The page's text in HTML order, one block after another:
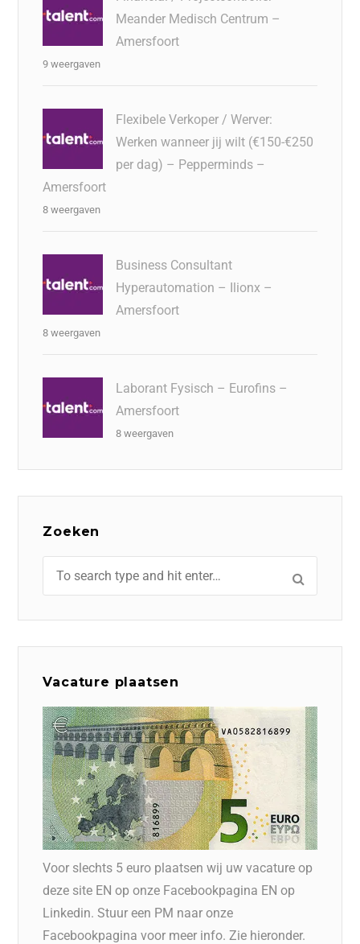
Meander Medisch Centrum –
Amersfoort
9 weergaven
Flexibele Verkoper / Werver:
Werken wanneer jij wilt (€150-€250
per dag) – Pepperminds –
Amersfoort
8 weergaven
Business Consultant
Hyperautomation – Ilionx –
Amersfoort
8 weergaven
Laborant Fysisch – Eurofins –
Amersfoort
8 weergaven
Zoeken
Vacature plaatsen
Voor slechts 5 euro plaatsen wij uw vacature op
deze site EN op onze Facebookpagina EN op
Linkedin. Stuur een PM naar onze
Facebookpagina voor meer info. Zie hieronder.